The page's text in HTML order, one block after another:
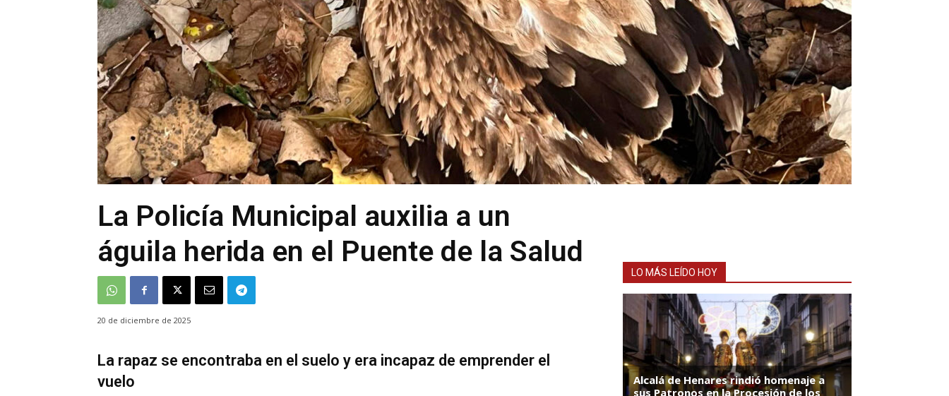
La Policía Municipal auxilia a un
águila herida en el Puente de la Salud
20 de diciembre de 2025
La rapaz se encontraba en el suelo y era incapaz de emprender el
vuelo
LO MÁS LEÍDO HOY